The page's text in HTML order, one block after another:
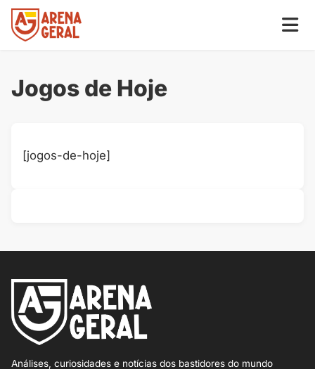
Jogos de Hoje
[jogos-de-hoje]
Análises, curiosidades e notícias dos bastidores do mundo